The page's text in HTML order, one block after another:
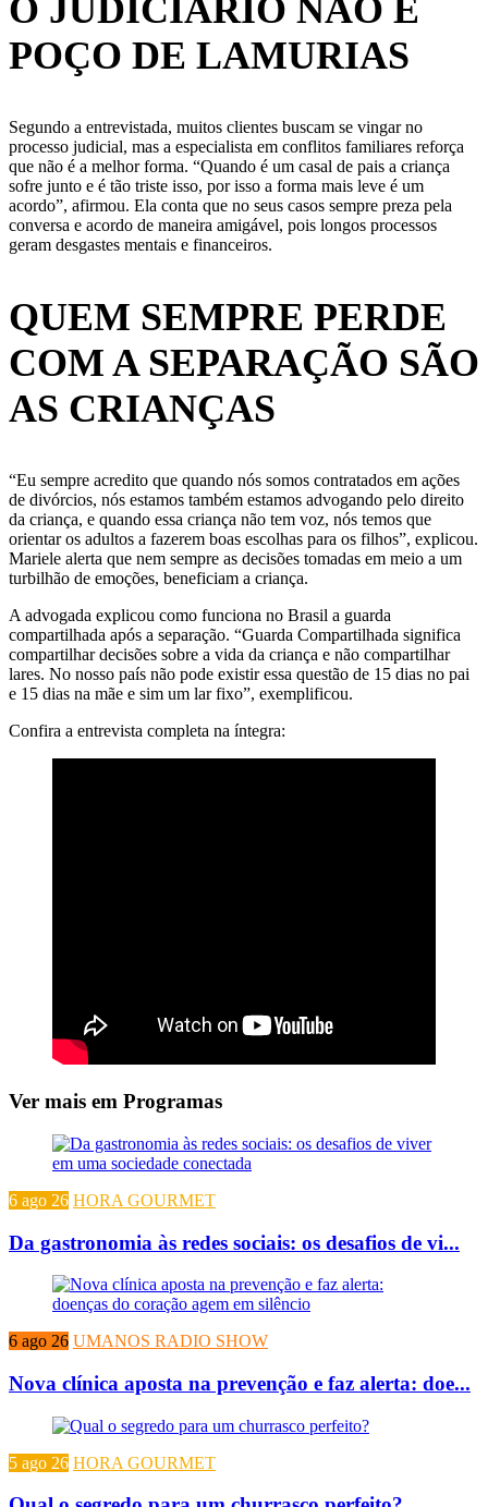
O JUDICIÁRIO NÃO É
POÇO DE LAMURIAS
Segundo a entrevistada, muitos clientes buscam se vingar no
processo judicial, mas a especialista em conflitos familiares reforça
que não é a melhor forma. “Quando é um casal de pais a criança
sofre junto e é tão triste isso, por isso a forma mais leve é um
acordo”, afirmou. Ela conta que no seus casos sempre preza pela
conversa e acordo de maneira amigável, pois longos processos
geram desgastes mentais e financeiros.
QUEM SEMPRE PERDE
COM A SEPARAÇÃO SÃO
AS CRIANÇAS
“Eu sempre acredito que quando nós somos contratados em ações
de divórcios, nós estamos também estamos advogando pelo direito
da criança, e quando essa criança não tem voz, nós temos que
orientar os adultos a fazerem boas escolhas para os filhos”, explicou.
Mariele alerta que nem sempre as decisões tomadas em meio a um
turbilhão de emoções, beneficiam a criança.
A advogada explicou como funciona no Brasil a guarda
compartilhada após a separação. “Guarda Compartilhada significa
compartilhar decisões sobre a vida da criança e não compartilhar
lares. No nosso país não pode existir essa questão de 15 dias no pai
e 15 dias na mãe e sim um lar fixo”, exemplificou.
Confira a entrevista completa na íntegra:
Ver mais em Programas
6 ago 26 HORA GOURMET
Da gastronomia às redes sociais: os desafios de vi...
6 ago 26 UMANOS RADIO SHOW
Nova clínica aposta na prevenção e faz alerta: doe...
5 ago 26 HORA GOURMET